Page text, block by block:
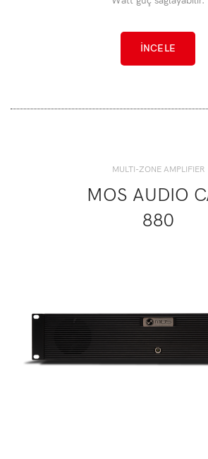
İNCELE
MULTI-ZONE AMPLIFIER
MOS AUDIO
880